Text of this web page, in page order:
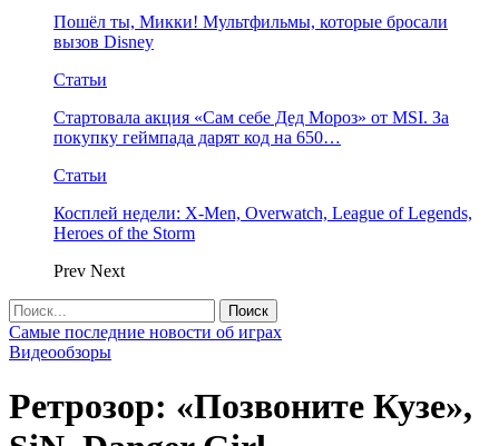
Пошёл ты, Микки! Мультфильмы, которые бросали
вызов Disney
Статьи
Стартовала акция «Сам себе Дед Мороз» от MSI. За
покупку геймпада дарят код на 650…
Статьи
Косплей недели: X-Men, Overwatch, League of Legends,
Heroes of the Storm
Prev Next
Самые последние новости об играх
Видеообзоры
Ретрозор: «Позвоните Кузе»,